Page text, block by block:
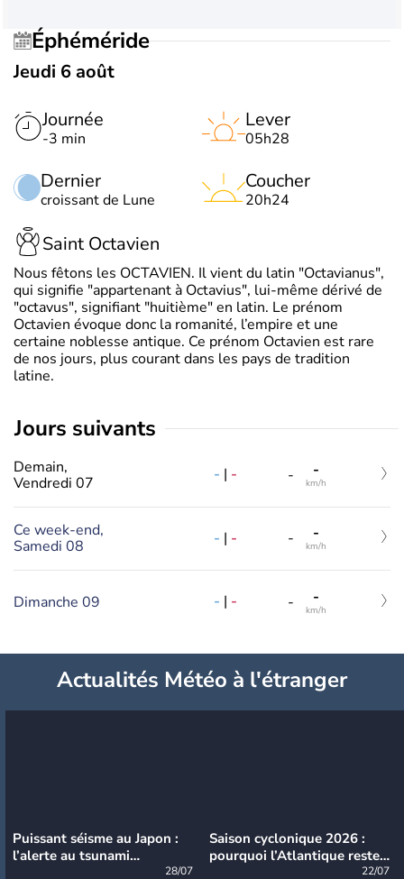
Éphéméride
Jeudi 6 août
Journée
-3 min
Dernier
croissant de Lune
Lever
05h28
Coucher
20h24
Saint Octavien
Nous fêtons les OCTAVIEN. Il vient du latin "Octavianus",
qui signifie "appartenant à Octavius", lui-même dérivé de
"octavus", signifiant "huitième" en latin. Le prénom
Octavien évoque donc la romanité, l’empire et une
certaine noblesse antique. Ce prénom Octavien est rare
de nos jours, plus courant dans les pays de tradition
latine.
jours suivants
Demain,
Vendredi 07
- | - - -
km/h
Ce week-end,
Samedi 08
- | - - -
km/h
Dimanche 09 - | - - -
km/h
Actualités Météo à l'étranger
Puissant séisme au Japon :
l’alerte au tsunami
28/07
Saison cyclonique 2026 :
pourquoi l’Atlantique reste
22/07